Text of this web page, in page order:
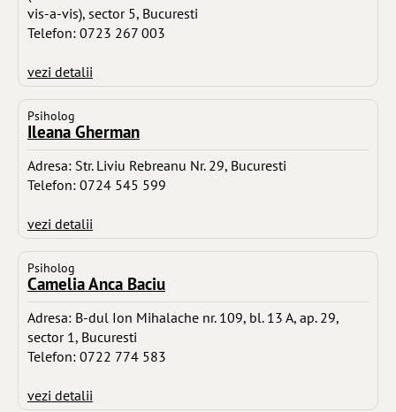
vis-a-vis), sector 5, Bucuresti
Telefon: 0723 267 003
vezi detalii
Psiholog
Ileana Gherman
Adresa: Str. Liviu Rebreanu Nr. 29, Bucuresti
Telefon: 0724 545 599
vezi detalii
Psiholog
Camelia Anca Baciu
Adresa: B-dul Ion Mihalache nr. 109, bl. 13 A, ap. 29,
sector 1, Bucuresti
Telefon: 0722 774 583
vezi detalii